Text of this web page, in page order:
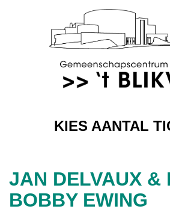
KIES AANTAL
JAN DELVAUX &
BOBBY EWING